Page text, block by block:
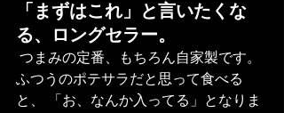
「まずはこれ」と言いたくな
る、ロングセラー。
つまみの定番、もちろん自家製です。
ふつうのポテサラだと思って食べる
と、 「お、なんか入ってる」となりま